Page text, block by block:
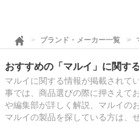
ブランド・メーカー一覧
おすすめの「マルイ」に関す
マルイに関する情報が掲載されて
事では、商品選びの際に押さえて
や編集部が詳しく解説、マルイの
マルイの製品を探している方は、